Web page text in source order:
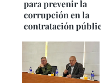
para prevenir la
corrupción en la
contratación